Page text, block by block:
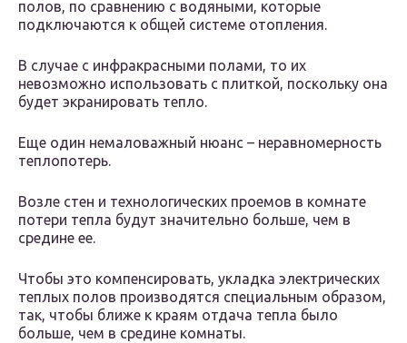
полов, по сравнению с водяными, которые
подключаются к общей системе отопления.
В случае с инфракрасными полами, то их
невозможно использовать с плиткой, поскольку она
будет экранировать тепло.
Еще один немаловажный нюанс – неравномерность
теплопотерь.
Возле стен и технологических проемов в комнате
потери тепла будут значительно больше, чем в
средине ее.
Чтобы это компенсировать, укладка электрических
теплых полов производятся специальным образом,
так, чтобы ближе к краям отдача тепла было
больше, чем в средине комнаты.